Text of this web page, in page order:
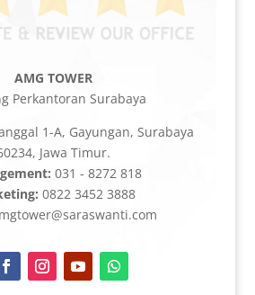
AMG TOWER
Perkantoran Surabaya
1-A, Gayungan, Surabaya
Jawa Timur.
031 - 8272 818
0822 3452 3888